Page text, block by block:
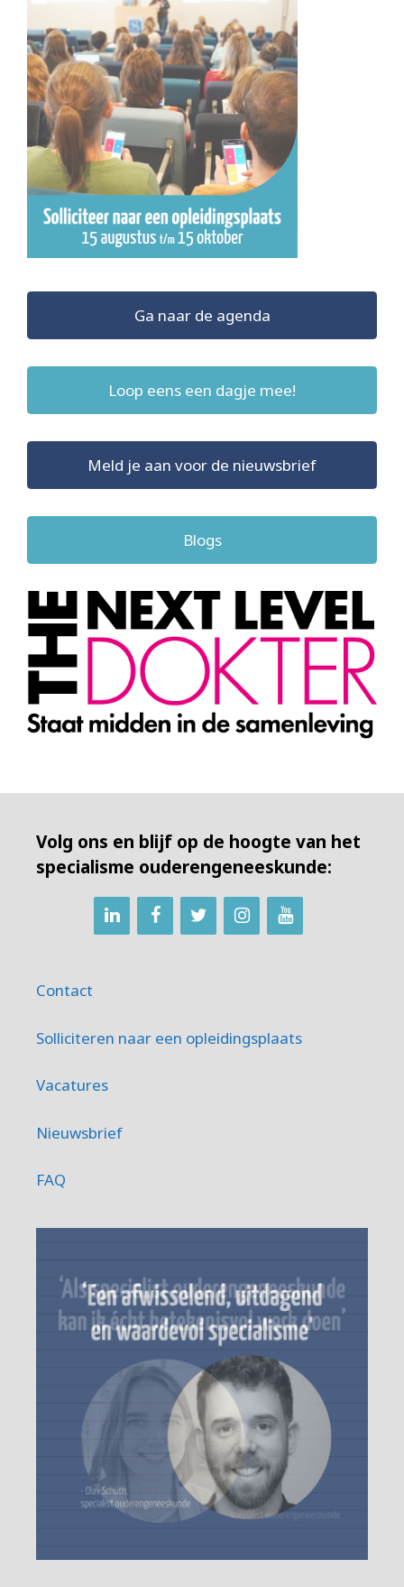
Ga naar de agenda
Loop eens een dagje mee!
Meld je aan voor de nieuwsbrief
Blogs
Volg ons en blijf op de hoogte van het
specialisme ouderengeneeskunde:
Contact
Solliciteren naar een opleidingsplaats
Vacatures
Nieuwsbrief
FAQ